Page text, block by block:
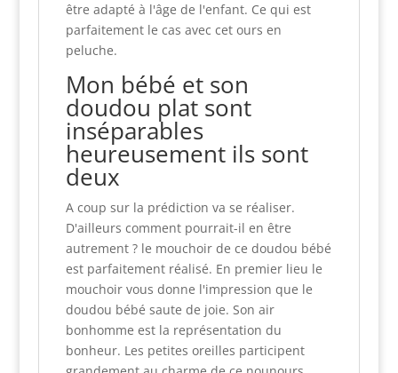
être adapté à l'âge de l'enfant. Ce qui est
parfaitement le cas avec cet ours en
peluche.
Mon bébé et son
doudou plat sont
inséparables
heureusement ils sont
deux
A coup sur la prédiction va se réaliser.
D'ailleurs comment pourrait-il en être
autrement ? le mouchoir de ce doudou bébé
est parfaitement réalisé. En premier lieu le
mouchoir vous donne l'impression que le
doudou bébé saute de joie. Son air
bonhomme est la représentation du
bonheur. Les petites oreilles participent